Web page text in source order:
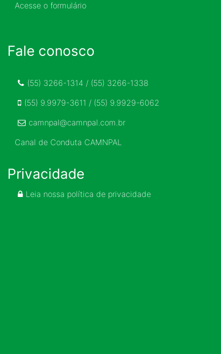
Acesse o formulário
Fale conosco
(55) 3266-1314 / (55) 3266-1338
(55) 9.9979-3611 / (55) 9.9929-6062
camnpal@camnpal.com.br
Canal de Conduta CAMNPAL
Privacidade
Leia nossa política de privacidade